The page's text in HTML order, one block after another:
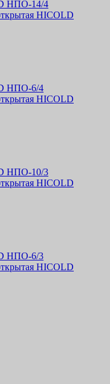
HICOLD
HICOLD
HICOLD
HICOLD